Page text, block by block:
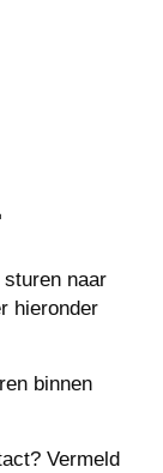
naar
hieronder
binnen
Vermeld